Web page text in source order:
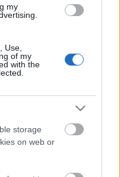
my
Use,
of my
with the
storage
on web or
azonban majdnem
csak mégis zárt
amíg Eugen
C-dúr
be az
lépkedett a
megállt, körülnézett,
lépett, megfordult és
de az előadás
utána
ennyire nagy
akkor miért